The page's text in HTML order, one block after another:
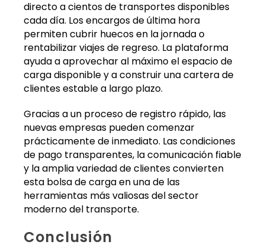
directo a cientos de transportes disponibles
cada día. Los encargos de última hora
permiten cubrir huecos en la jornada o
rentabilizar viajes de regreso. La plataforma
ayuda a aprovechar al máximo el espacio de
carga disponible y a construir una cartera de
clientes estable a largo plazo.
Gracias a un proceso de registro rápido, las
nuevas empresas pueden comenzar
prácticamente de inmediato. Las condiciones
de pago transparentes, la comunicación fiable
y la amplia variedad de clientes convierten
esta bolsa de carga en una de las
herramientas más valiosas del sector
moderno del transporte.
Conclusión